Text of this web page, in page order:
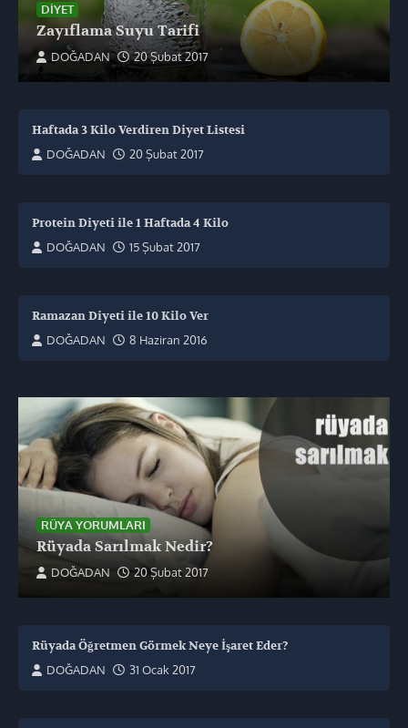
DIYET
Zayıflama Suyu Tarifi
DOĞADAN 20 Şubat 2017
Haftada 3 Kilo Verdiren Diyet Listesi
DOĞADAN
20 Şubat 2017
Protein Diyeti ile 1 Haftada 4 Kilo
DOĞADAN
15 Şubat 2017
Ramazan Diyeti ile 10 Kilo Ver
DOĞADAN
8 Haziran 2016
RÜYA YORUMLARI
Rüyada Sarılmak Nedir?
DOĞADAN 20 Şubat 2017
Rüyada Öğretmen Görmek Neye İşaret Eder?
DOĞADAN
31 Ocak 2017